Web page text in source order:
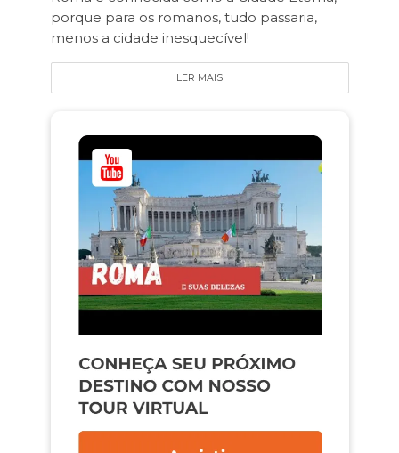
porque para os romanos, tudo passaria,
menos a cidade inesquecível!
LER MAIS